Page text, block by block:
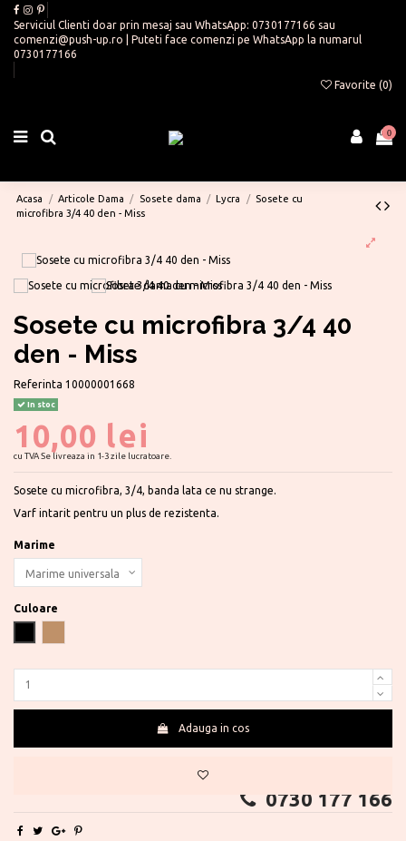
Serviciul Clienti doar prin mesaj sau WhatsApp: 0730177166 sau
comenzi@push-up.ro | Puteti face comenzi pe WhatsApp la numarul
0730177166
Favorite (0)
0
Acasa Articole Dama Sosete dama Lycra
Sosete cu
microfibra 3/4 40 den - Miss
Sosete cu microfibra 3/4 40
den - Miss
Referinta 10000001668
In stoc
10,00 lei
cu TVASe livreaza in 1-3 zile lucratoare.
Sosete cu microfibra, 3/4, banda lata ce nu strange.
Varf intarit pentru un plus de rezistenta.
Marime
Culoare
Adauga in cos
0730 177 166